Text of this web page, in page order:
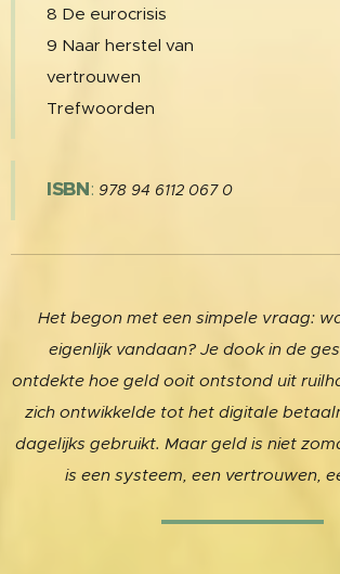
8 De eurocrisis
9 Naar herstel van
vertrouwen
Trefwoorden
ISBN: 978 94 6112 067 0
Het begon met een simpele vraag:
eigenlijk vandaan? Je dook in de
ontdekte hoe geld ooit ontstond uit
zich ontwikkelde tot het digitale
dagelijks gebruikt. Maar geld is niet
is een systeem, een vertrouwen,